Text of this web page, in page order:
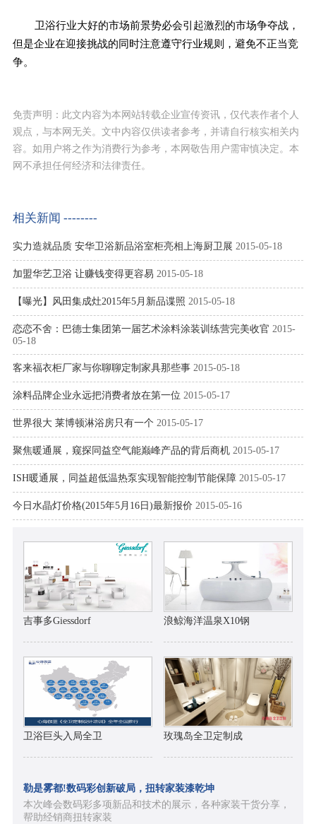
卫浴行业大好的市场前景势必会引起激烈的市场争夺战，
但是企业在迎接挑战的同时注意遵守行业规则，避免不正当竞
争。
免责声明：此文内容为本网站转载企业宣传资讯，仅代表作者个人
观点，与本网无关。文中内容仅供读者参考，并请自行核实相关内
容。如用户将之作为消费行为参考，本网敬告用户需审慎决定。本
网不承担任何经济和法律责任。
相关新闻 --------
实力造就品质 安华卫浴新品浴室柜亮相上海厨卫展 2015-05-18
加盟华艺卫浴 让赚钱变得更容易 2015-05-18
【曝光】风田集成灶2015年5月新品谍照 2015-05-18
恋恋不舍：巴德士集团第一届艺术涂料涂装训练营完美收官 2015-
05-18
客来福衣柜厂家与你聊聊定制家具那些事 2015-05-18
涂料品牌企业永远把消费者放在第一位 2015-05-17
世界很大 莱博顿淋浴房只有一个 2015-05-17
聚焦暖通展，窥探同益空气能巅峰产品的背后商机 2015-05-17
ISH暖通展，同益超低温热泵实现智能控制节能保障 2015-05-17
今日水晶灯价格(2015年5月16日)最新报价 2015-05-16
吉事多Giessdorf 浪鲸海洋温泉X10钢
卫浴巨头入局全卫 玫瑰岛全卫定制成
勒是雾都!数码彩创新破局，扭转家装漆乾坤
本次峰会数码彩多项新品和技术的展示，各种家装干货分享，
帮助经销商扭转家装